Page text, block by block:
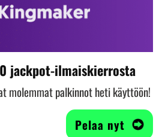
jackpot-ilmaiskierrosta
molemmat palkinnot heti käyttöön!
Pelaa nyt